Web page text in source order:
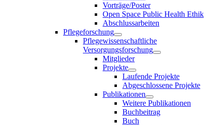
Vorträge/Poster
Open Space Public Health Ethik
Abschlussarbeiten
Pflegeforschung
Pflegewissenschaftliche
Versorgungsforschung
Mitglieder
Projekte
Laufende Projekte
Abgeschlossene Projekte
Publikationen
Weitere Publikationen
Buchbeitrag
Buch